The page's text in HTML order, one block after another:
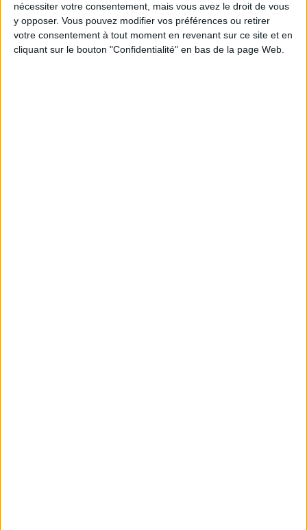
nécessiter votre consentement, mais vous avez le droit de vous
y opposer. Vous pouvez modifier vos préférences ou retirer
votre consentement à tout moment en revenant sur ce site et en
cliquant sur le bouton "Confidentialité" en bas de la page Web.
Les équipes du Service-client et de la
Communauté Savoir Maigrir vous aident
chaque semaine à vous rapprocher
sereinement de votre objectif minceur.